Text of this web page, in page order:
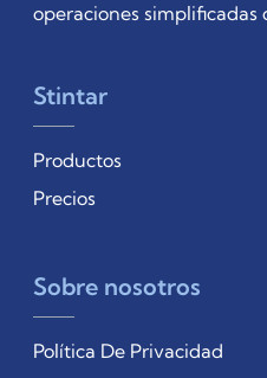
operaciones simplificadas
Stintar
Productos
Precios
Sobre nosotros
Política De Privacidad